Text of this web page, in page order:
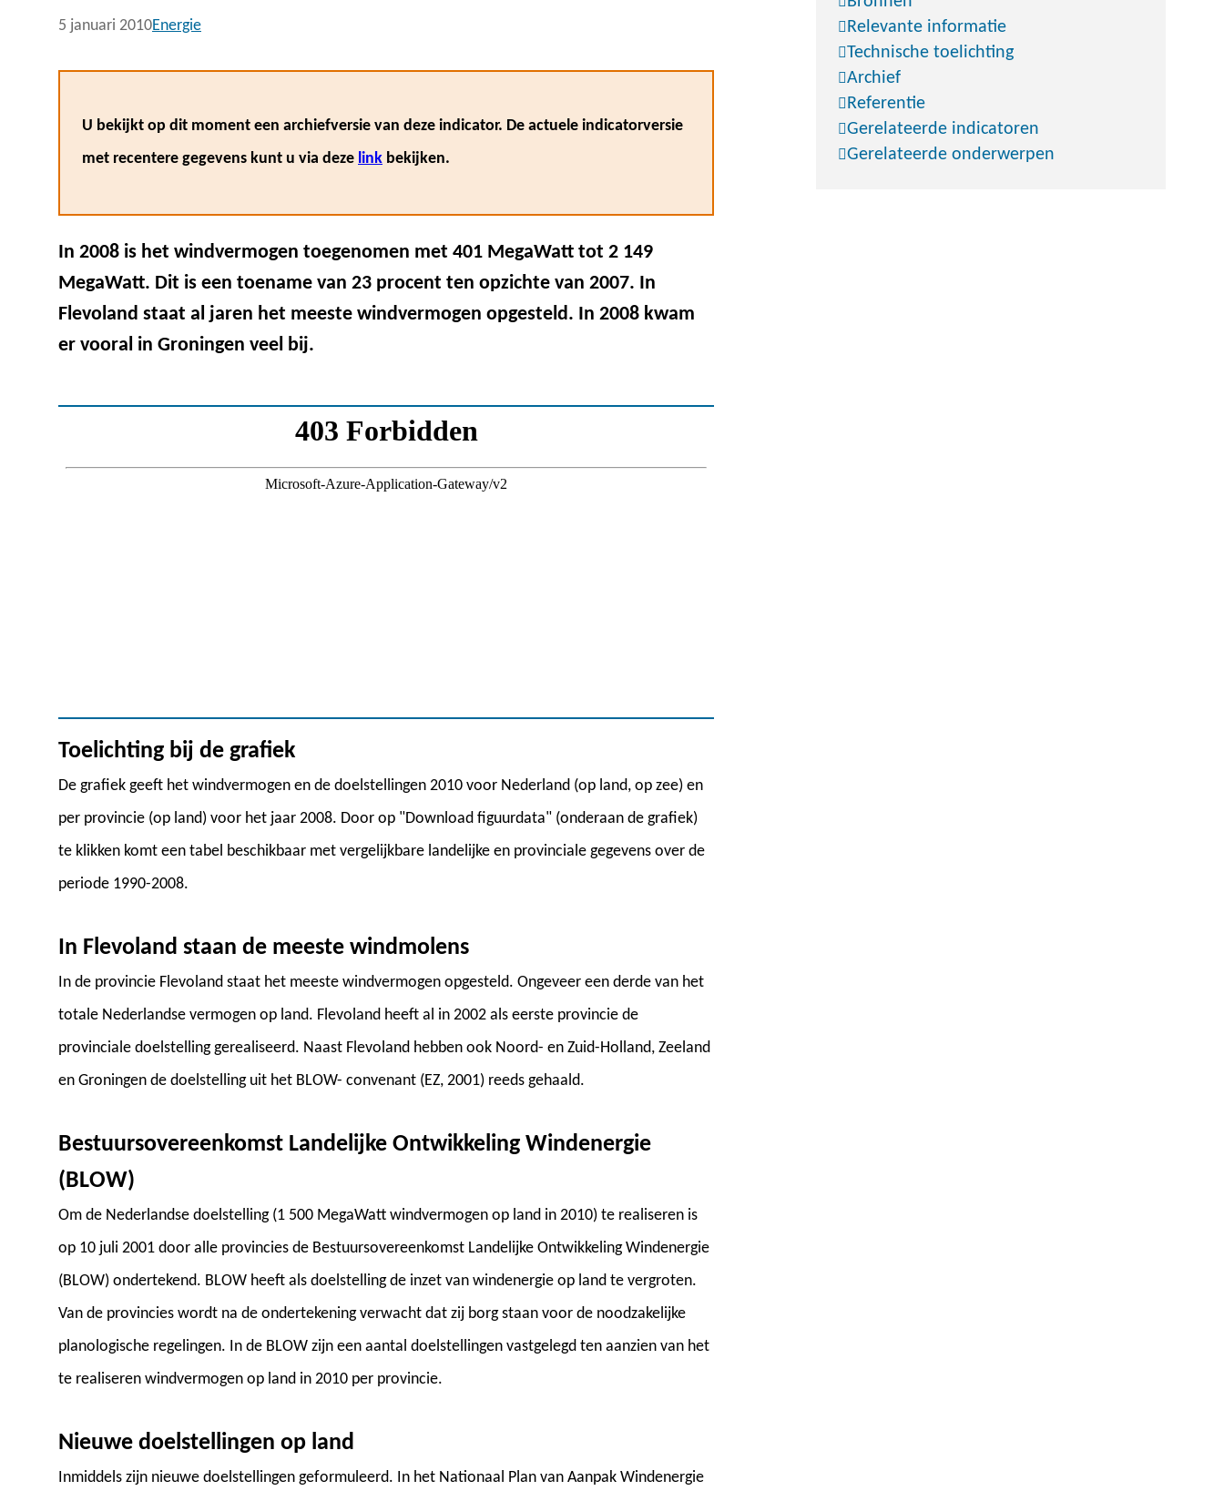
5 januari 2010Energie
Relevante informatie
Technische toelichting
Archief
Referentie
Gerelateerde indicatoren
Gerelateerde onderwerpen
U bekijkt op dit moment een archiefversie van deze indicator. De actuele indicatorversie
met recentere gegevens kunt u via deze link bekijken.
In 2008 is het windvermogen toegenomen met 401 MegaWatt tot 2 149
MegaWatt. Dit is een toename van 23 procent ten opzichte van 2007. In
Flevoland staat al jaren het meeste windvermogen opgesteld. In 2008 kwam
er vooral in Groningen veel bij.
Toelichting bij de grafiek
De grafiek geeft het windvermogen en de doelstellingen 2010 voor Nederland (op land, op zee) en
per provincie (op land) voor het jaar 2008. Door op "Download figuurdata" (onderaan de grafiek)
te klikken komt een tabel beschikbaar met vergelijkbare landelijke en provinciale gegevens over de
periode 1990-2008.
In Flevoland staan de meeste windmolens
In de provincie Flevoland staat het meeste windvermogen opgesteld. Ongeveer een derde van het
totale Nederlandse vermogen op land. Flevoland heeft al in 2002 als eerste provincie de
provinciale doelstelling gerealiseerd. Naast Flevoland hebben ook Noord- en Zuid-Holland, Zeeland
en Groningen de doelstelling uit het BLOW- convenant (EZ, 2001) reeds gehaald.
Bestuursovereenkomst Landelijke Ontwikkeling Windenergie
(BLOW)
Om de Nederlandse doelstelling (1 500 MegaWatt windvermogen op land in 2010) te realiseren is
op 10 juli 2001 door alle provincies de Bestuursovereenkomst Landelijke Ontwikkeling Windenergie
(BLOW) ondertekend. BLOW heeft als doelstelling de inzet van windenergie op land te vergroten.
Van de provincies wordt na de ondertekening verwacht dat zij borg staan voor de noodzakelijke
planologische regelingen. In de BLOW zijn een aantal doelstellingen vastgelegd ten aanzien van het
te realiseren windvermogen op land in 2010 per provincie.
Nieuwe doelstellingen op land
Inmiddels zijn nieuwe doelstellingen geformuleerd. In het Nationaal Plan van Aanpak Windenergie